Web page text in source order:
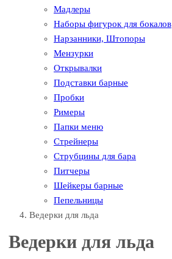
Мадлеры
Наборы фигурок для бокалов
Нарзанники, Штопоры
Мензурки
Открывалки
Подставки барные
Пробки
Римеры
Папки меню
Стрейнеры
Струбцины для бара
Питчеры
Шейкеры барные
Пепельницы
Ведерки для льда
Ведерки для льда